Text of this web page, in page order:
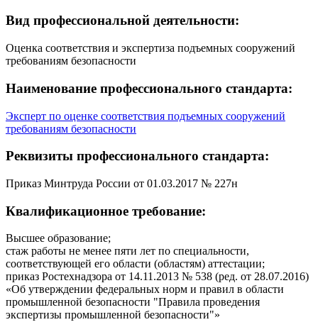
Вид профессиональной деятельности:
Оценка соответствия и экспертиза подъемных сооружений
требованиям безопасности
Наименование профессионального стандарта:
Эксперт по оценке соответствия подъемных сооружений
требованиям безопасности
Реквизиты профессионального стандарта:
Приказ Минтруда России от 01.03.2017 № 227н
Квалификационное требование:
Высшее образование;
стаж работы не менее пяти лет по специальности,
соответствующей его области (областям) аттестации;
приказ Ростехнадзора от 14.11.2013 № 538 (ред. от 28.07.2016)
«Об утверждении федеральных норм и правил в области
промышленной безопасности "Правила проведения
экспертизы промышленной безопасности"»